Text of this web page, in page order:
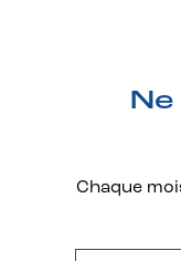
Chaque